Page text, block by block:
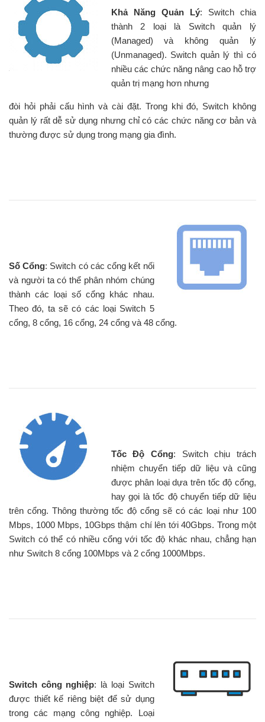
Khả Năng Quản Lý: Switch chia
thành 2 loại là Switch quản lý
(Managed) và không quản lý
(Unmanaged). Switch quản lý thì có
nhiều các chức năng nâng cao hỗ trợ
quản trị mạng hơn nhưng
đòi hỏi phải cấu hình và cài đặt. Trong khi đó, Switch không
quản lý rất dễ sử dụng nhưng chỉ có các chức năng cơ bản và
thường được sử dụng trong mạng gia đình.
Số Cổng: Switch có các cổng kết nối
và người ta có thể phân nhóm chúng
thành các loại số cổng khác nhau.
Theo đó, ta sẽ có các loại Switch 5
cổng, 8 cổng, 16 cổng, 24 cổng và 48 cổng.
Tốc Độ Cổng: Switch chịu trách
nhiệm chuyển tiếp dữ liệu và cũng
được phân loại dựa trên tốc độ cổng,
hay gọi là tốc độ chuyển tiếp dữ liệu
trên cổng. Thông thường tốc độ cổng sẽ có các loại như 100
Mbps, 1000 Mbps, 10Gbps thậm chí lên tới 40Gbps. Trong một
Switch có thể có nhiều cổng với tốc độ khác nhau, chẳng hạn
như Switch 8 cổng 100Mbps và 2 cổng 1000Mbps.
Switch công nghiệp: là loại Switch
được thiết kế riêng biệt để sử dụng
trong các mạng công nghiệp. Loại